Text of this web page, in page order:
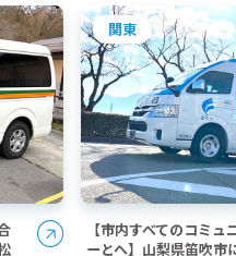
関東
【市内すべてのコミュ
ーとへ】山梨県笛吹市